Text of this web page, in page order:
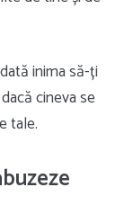
inima să-ți
cineva se
tale.